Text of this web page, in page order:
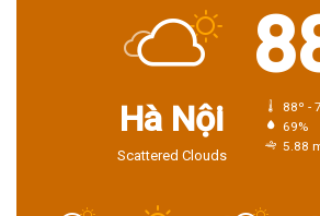
Hà Nội
Scattered Clouds
88º -
69%
5.88